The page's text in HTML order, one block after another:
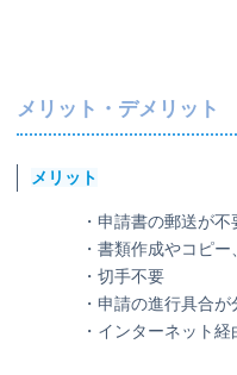
メリット・デメリット
メリット
・申請書の郵送が不
・書類作成やコピ
・切手不要
・申請の進行具合が
・インターネット